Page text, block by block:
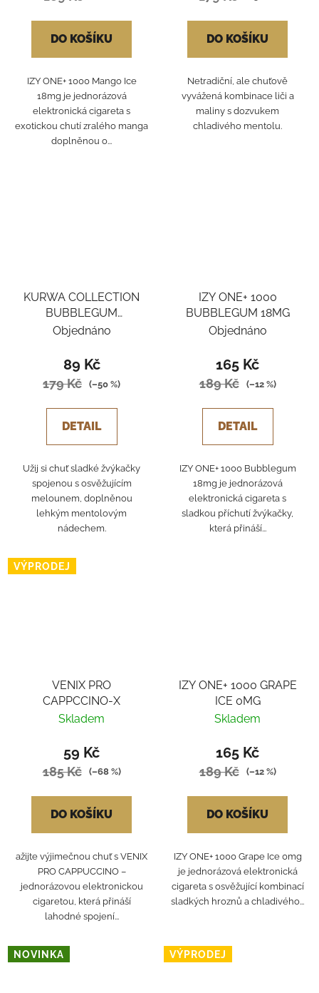
DO KOŠÍKU
IZY ONE+ 1000 Mango Ice
18mg je jednorázová
elektronická cigareta s
exotickou chutí zralého manga
doplněnou o...
DO KOŠÍKU
Netradiční, ale chuťově
vyvážená kombinace liči a
maliny s dozvukem
chladivého mentolu.
KURWA COLLECTION
BUBBLEGUM
WATERMELON ICE
Objednáno
89 Kč
179 Kč (–50 %)
DETAIL
Užij si chuť sladké žvýkačky
spojenou s osvěžujícím
melounem, doplněnou
lehkým mentolovým
nádechem.
IZY ONE+ 1000
BUBBLEGUM 18MG
Objednáno
165 Kč
189 Kč (–12 %)
DETAIL
IZY ONE+ 1000 Bubblegum
18mg je jednorázová
elektronická cigareta s
sladkou příchutí žvýkačky,
která přináší...
VÝPRODEJ
VENIX PRO
CAPPCCINO-X
Skladem
59 Kč
185 Kč (–68 %)
DO KOŠÍKU
ažijte výjimečnou chuť s VENIX
PRO CAPPUCCINO –
jednorázovou elektronickou
cigaretou, která přináší
lahodné spojení...
IZY ONE+ 1000 GRAPE
ICE 0MG
Skladem
165 Kč
189 Kč (–12 %)
DO KOŠÍKU
IZY ONE+ 1000 Grape Ice 0mg
je jednorázová elektronická
cigareta s osvěžující kombinací
sladkých hroznů a chladivého...
NOVINKA VÝPRODEJ